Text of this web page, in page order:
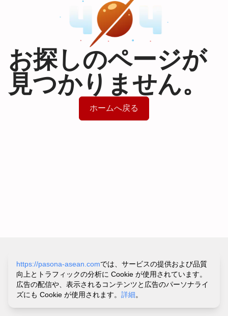
https://pasona-asean.comでは、サービスの提供および品質
向上とトラフィックの分析に Cookie が使用されています。
広告の配信や、表示されるコンテンツと広告のパーソナライ
ズにも Cookie が使用されます。 詳細。
お探しのページが
見つかりません。
ホームへ戻る
サイトポリシー&プライバシーポリシー
利用規約
お問い合わせ・ヘルプ
© PASONA VIETNAM CO.,LTD.